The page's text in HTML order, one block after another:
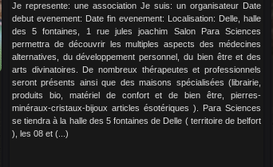
Je represente: une association Je suis: un organisateur Date
debut evenement: Date fin evenement: Localisation: Delle, halle
des 5 fontaines, 1 rue jules joachim Salon Para Sciences
permettra de découvrir les multiples aspects des médecines
alternatives, du développement personnel, du bien être et des
arts divinatoires. De nombreux thérapeutes et professionnels
seront présents ainsi que des maisons spécialisées (librairie,
produits bio, matériel de confort et de bien être, pierres-
minéraux-cristaux-bijoux articles ésotériques ). Para Sciences
se tiendra à la halle des 5 fontaines de Delle ( territoire de belfort
), les 08 et (...)